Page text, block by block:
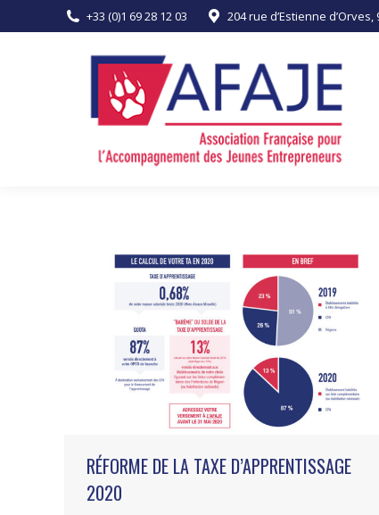
+33 (0)1 69 28 12 03 204 rue d’Estienne d’Orves,
RÉFORME DE LA TAXE D’APPRENTISSAGE
2020
ACCUEIL